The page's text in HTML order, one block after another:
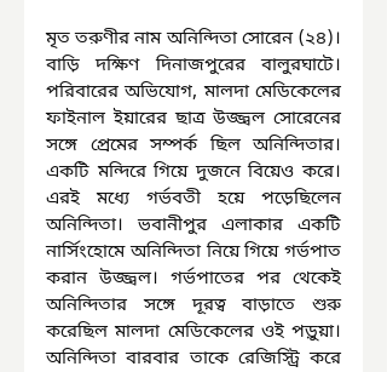
মৃত তরুণীর নাম অনিন্দিতা সোরেন (২৪)।
বাড়ি দক্ষিণ দিনাজপুরের বালুরঘাটে।
পরিবারের অভিযোগ, মালদা মেডিকেলের
ফাইনাল ইয়ারের ছাত্র উজ্জ্বল সোরেনের
সঙ্গে প্রেমের সম্পর্ক ছিল অনিন্দিতার।
একটি মন্দিরে গিয়ে দুজনে বিয়েও করে।
এরই মধ্যে গর্ভবতী হয়ে পড়েছিলেন
অনিন্দিতা। ভবানীপুর এলাকার একটি
নার্সিংহোমে অনিন্দিতা নিয়ে গিয়ে গর্ভপাত
করান উজ্জ্বল। গর্ভপাতের পর থেকেই
অনিন্দিতার সঙ্গে দূরত্ব বাড়াতে শুরু
করেছিল মালদা মেডিকেলের ওই পড়ুয়া।
অনিন্দিতা বারবার তাকে রেজিস্ট্রি করে